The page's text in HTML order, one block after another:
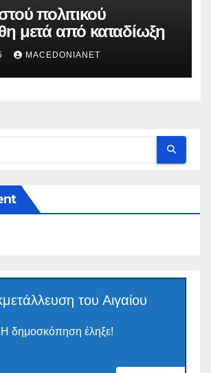
πολιτικού
μετά από καταδίωξη
MACEDONIANET
του Αιγαίου
Η δημοσκόπηση έληξε!